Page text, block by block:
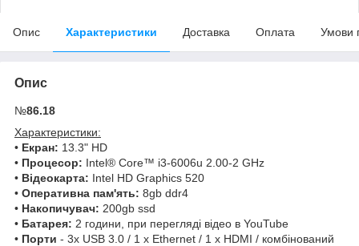
Опис Характеристики Доставка Оплата Умови
Опис
№86.18
Характеристики:
• Екран: 13.3" HD
• Процесор: Intel® Core™ i3-6006u 2.00-2 GHz
• Відеокарта: Intel HD Graphics 520
• Оперативна пам'ять: 8gb ddr4
• Накопичувач: 200gb ssd
• Батарея: 2 години, при перегляді відео в YouTube
• Порти - 3x USB 3.0 / 1 x Ethernet / 1 x HDMI / комбінований